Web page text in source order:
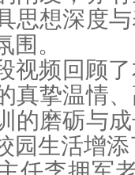
思想深度
。
视频回顾
真挚温情
的磨砺与
园生活增